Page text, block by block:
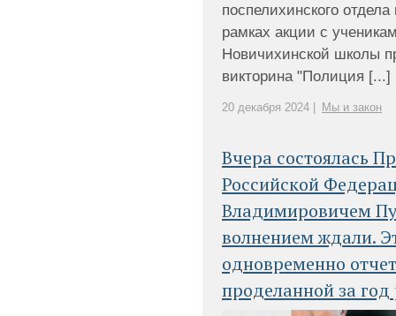
поспелихинского
рамках акции с
Новичихинской школы
викторина "Полиция [...]
20 декабря 2024 | Мы и закон
Вчера состоялась
Российской
Владимировичем
волнением ждали.
одновременно
проделанной за год